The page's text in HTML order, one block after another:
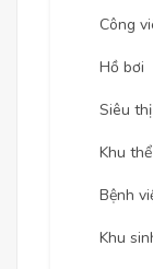
Công
Hồ bơi
Siêu thị
Khu
Bệnh
Khu